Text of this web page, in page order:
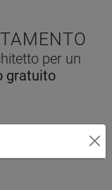
per un
gratuito